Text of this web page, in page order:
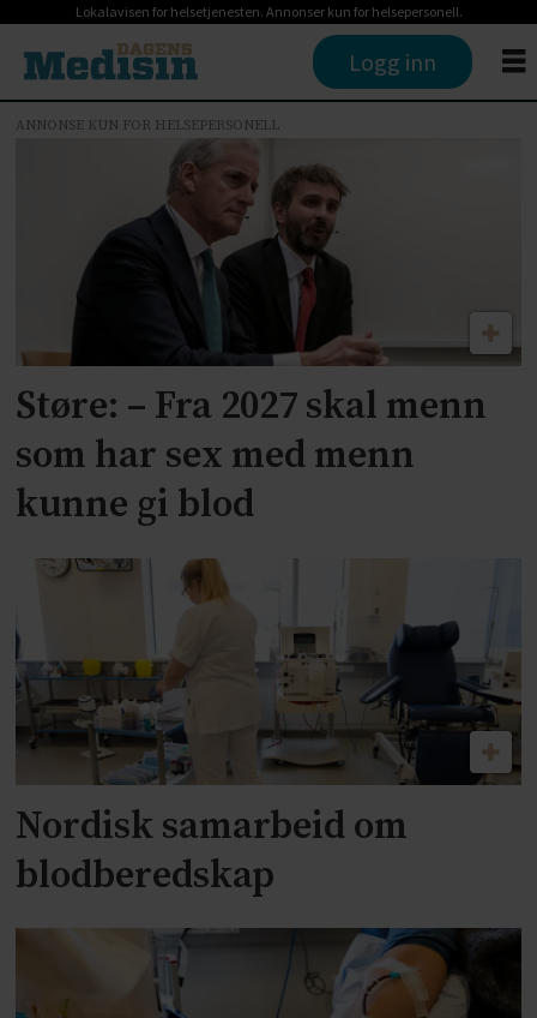
Lokalavisen for helsetjenesten. Annonser kun for helsepersonell.
Logg inn
blodgiver
ANNONSE KUN FOR HELSEPERSONELL
Støre: – Fra 2027 skal menn
som har sex med menn
kunne gi blod
Nordisk samarbeid om
blodberedskap